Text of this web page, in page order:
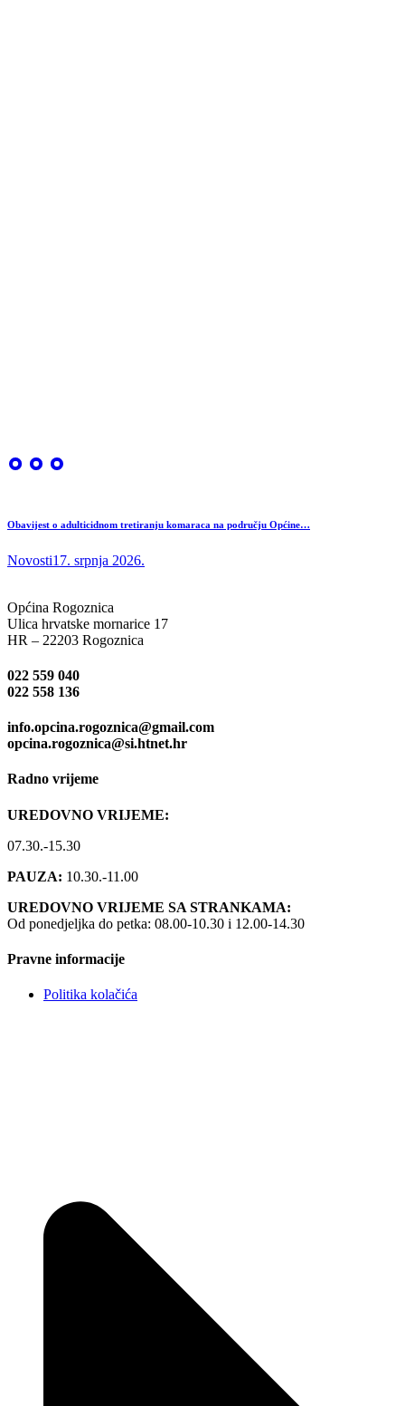
Obavijest o adulticidnom tretiranju komaraca na području Općine…
Novosti17. srpnja 2026.
Općina Rogoznica
Ulica hrvatske mornarice 17
HR – 22203 Rogoznica
022 559 040
022 558 136
info.opcina.rogoznica@gmail.com
opcina.rogoznica@si.htnet.hr
Radno vrijeme
UREDOVNO VRIJEME:
07.30.-15.30
PAUZA: 10.30.-11.00
UREDOVNO VRIJEME SA STRANKAMA:
Od ponedjeljka do petka: 08.00-10.30 i 12.00-14.30
Pravne informacije
Politika kolačića